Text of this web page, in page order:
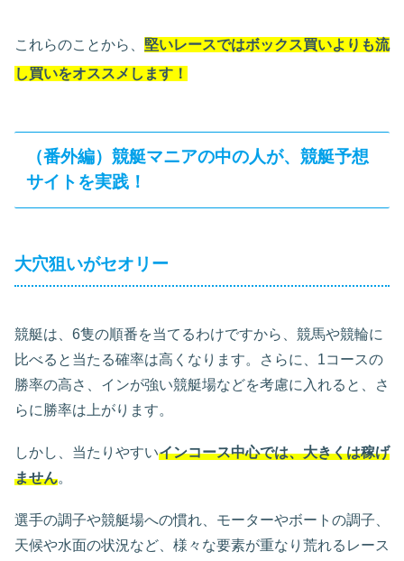
これらのことから、 堅いレースではボックス買いよりも流
し買いをオススメします！
（番外編）競艇マニアの中の人が、競艇予想
サイトを実践！
大穴狙いがセオリー
競艇は、6隻の順番を当てるわけですから、競馬や競輪に
比べると当たる確率は高くなります。さらに、1コースの
勝率の高さ、インが強い競艇場などを考慮に入れると、さ
らに勝率は上がります。
しかし、当たりやすいインコース中心では、大きくは稼げ
ません。
選手の調子や競艇場への慣れ、モーターやボートの調子、
天候や水面の状況など、様々な要素が重なり荒れるレース